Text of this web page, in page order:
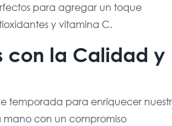
para agregar un toque
y vitamina C.
con la Calidad y
temporada para enriquecer
con un compromiso